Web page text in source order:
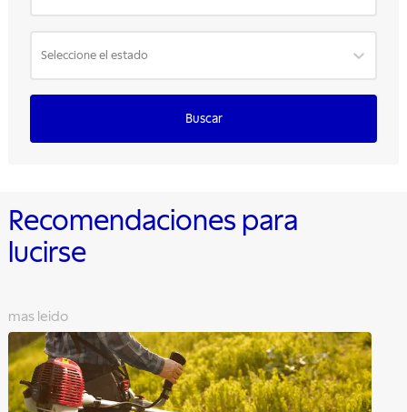
Seleccione el estado
Buscar
Recomendaciones para
lucirse
mas leido